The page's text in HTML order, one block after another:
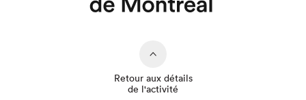
Retour aux détails
de l'activité